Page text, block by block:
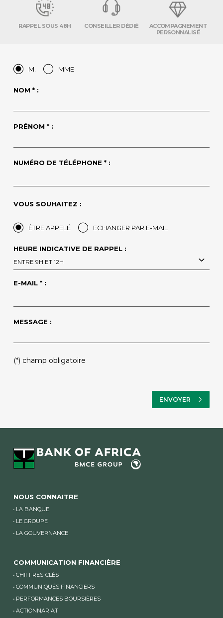
RAPPEL SOUS 48H CONSEILLER DÉDIÉ
ACCOMPAGNEMENT
PERSONNALISÉ
M. MME
NOM * :
PRÉNOM * :
NUMÉRO DE TÉLÉPHONE * :
VOUS SOUHAITEZ :
ÊTRE APPELÉ ECHANGER PAR E-MAIL
HEURE INDICATIVE DE RAPPEL :
ENTRE 9H ET 12H
E-MAIL * :
MESSAGE :
(*) champ obligatoire
NOUS CONNAITRE
LA BANQUE
LE GROUPE
LA GOUVERNANCE
COMMUNICATION FINANCIÈRE
CHIFFRES-CLÉS
COMMUNIQUÉS FINANCIERS
PERFORMANCES BOURSIÈRES
ACTIONNARIAT